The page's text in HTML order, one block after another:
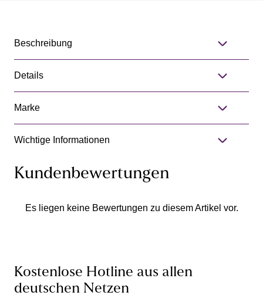
Beschreibung
Details
Marke
Wichtige Informationen
Kundenbewertungen
Es liegen keine Bewertungen zu diesem Artikel vor.
Kostenlose Hotline aus allen
deutschen Netzen